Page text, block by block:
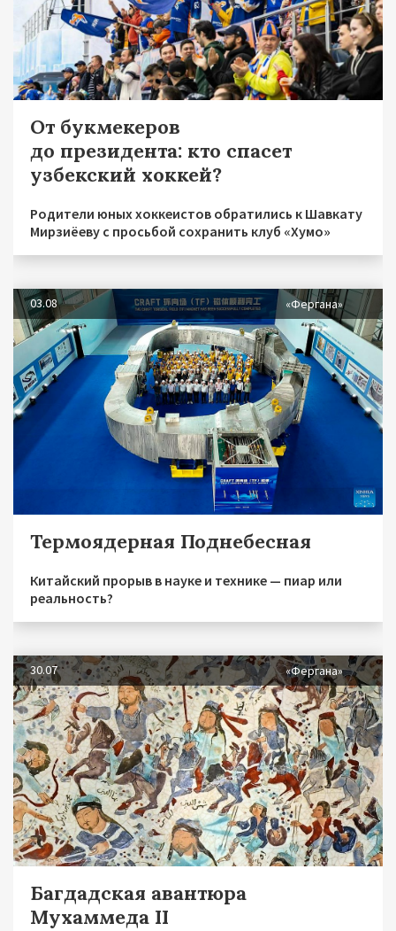
От букмекеров
до президента: кто спасет
узбекский хоккей?
Родители юных хоккеистов обратились к Шавкату
Мирзиёеву с просьбой сохранить клуб «Хумо»
03.08 «Фергана»
Термоядерная Поднебесная
Китайский прорыв в науке и технике — пиар или
реальность?
30.07 «Фергана»
Багдадская авантюра
Мухаммеда II